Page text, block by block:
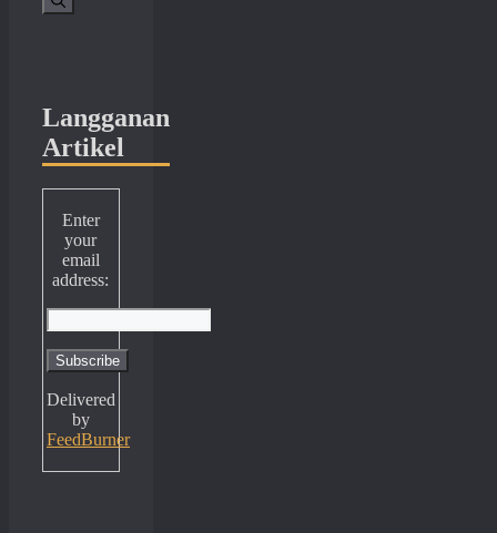
Langganan
Artikel
Enter
your
email
address:
Delivered
by
FeedBurner